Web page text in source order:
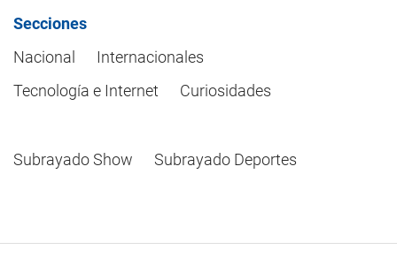
Secciones
Nacional
Internacionales
Tecnología e Internet
Curiosidades
Subrayado Show Subrayado Deportes